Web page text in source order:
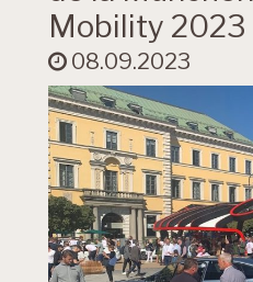
Mobility 2023
08.09.2023